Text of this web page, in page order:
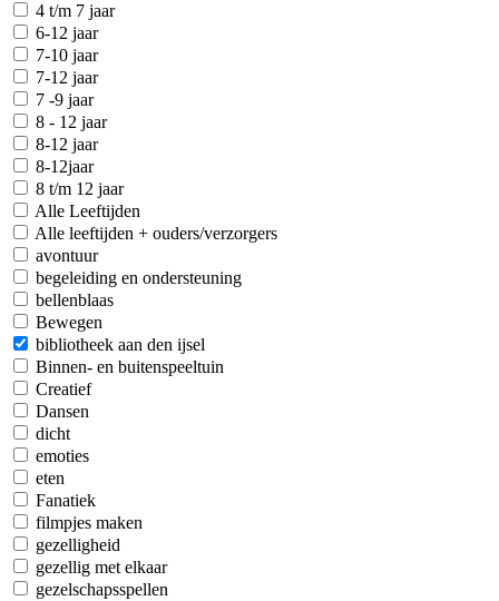
4 t/m 7 jaar
6-12 jaar
7-10 jaar
7-12 jaar
7 -9 jaar
8 - 12 jaar
8-12 jaar
8-12jaar
8 t/m 12 jaar
Alle Leeftijden
Alle leeftijden + ouders/verzorgers
avontuur
begeleiding en ondersteuning
bellenblaas
Bewegen
bibliotheek aan den ijsel
Binnen- en buitenspeeltuin
Creatief
Dansen
dicht
emoties
eten
Fanatiek
filmpjes maken
gezelligheid
gezellig met elkaar
gezelschapsspellen